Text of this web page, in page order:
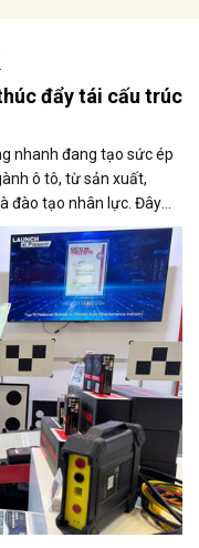
đẩy tái cấu trúc
nhanh đang tạo sức ép
ô tô, từ sản xuất,
đào tạo nhân lực. Đây
và chuyên gia trao đổi tại
2026.